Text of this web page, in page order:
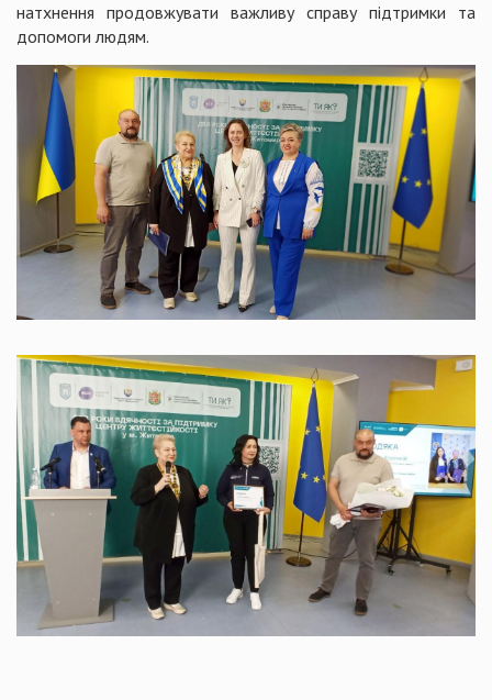
натхнення продовжувати важливу справу підтримки та
допомоги людям.